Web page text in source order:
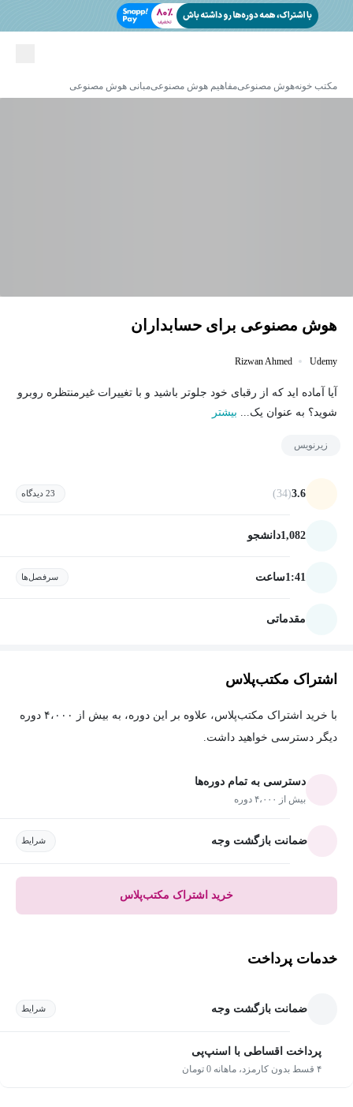
مکتب خونههوش مصنوعیمفاهیم هوش مصنوعیمبانی هوش مصنوعی
هوش مصنوعی برای حسابداران
Udemy
Rizwan Ahmed
آیا آماده اید که از رقبای خود جلوتر باشید و با تغییرات غیرمنتظره روبرو
شوید؟ به عنوان یک... بیشتر
زیرنویس
3.6
(34) 23 دیدگاه
1,082دانشجو
1:41ساعت سرفصل‌ها
مقدماتی
اشتراک مکتب‌پلاس
با خرید اشتراک مکتب‌پلاس، علاوه بر این دوره، به بیش از ۴،۰۰۰ دوره
دیگر دسترسی خواهید داشت.
دسترسی به تمام دوره‌ها
بیش از ۴،۰۰۰ دوره
ضمانت بازگشت وجه شرایط
خرید اشتراک مکتب‌پلاس
خدمات پرداخت
ضمانت بازگشت وجه شرایط
پرداخت اقساطی با اسنپ‌پی
۴ قسط بدون کارمزد، ماهانه 0 تومان